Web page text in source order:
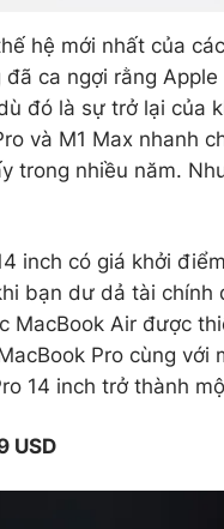
hệ mới nhất của
ca ngợi rằng
đó là sự trở lại của
và M1 Max nhanh
trong nhiều năm.
inch có giá khởi
bạn dư dả tài chính
MacBook Air được
Pro cùng
14 inch trở thành
USD